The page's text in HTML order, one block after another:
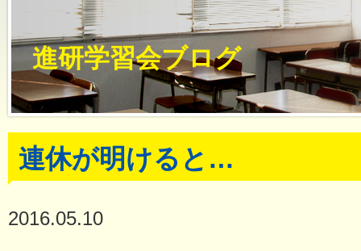
進研学習会ブログ
連休が明けると…
2016.05.10